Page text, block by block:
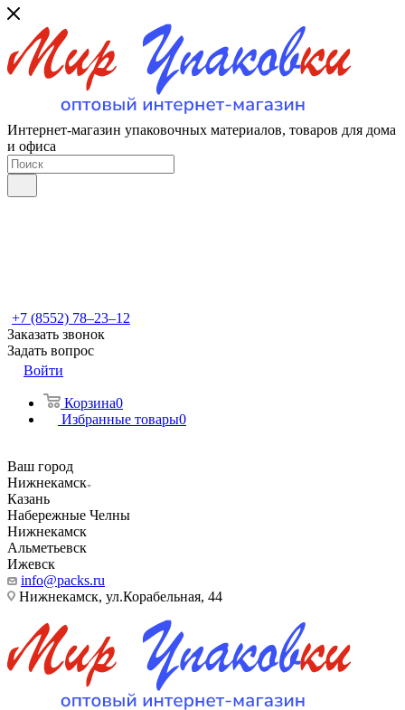
Интернет-магазин упаковочных материалов, товаров для дома
и офиса
+7 (8552) 78‒23‒12
Заказать звонок
Задать вопрос
Войти
Корзина0
Избранные товары0
Ваш город
Нижнекамск
Казань
Набережные Челны
Нижнекамск
Альметьевск
Ижевск
info@packs.ru
Нижнекамск, ​ул.Корабельная, 44